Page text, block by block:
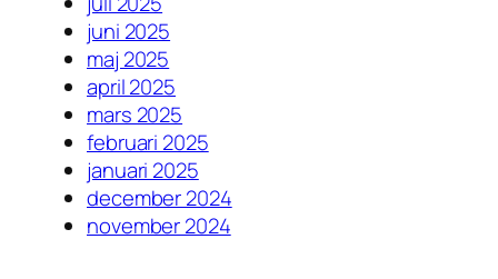
juni 2025
maj 2025
april 2025
mars 2025
februari 2025
januari 2025
december 2024
november 2024